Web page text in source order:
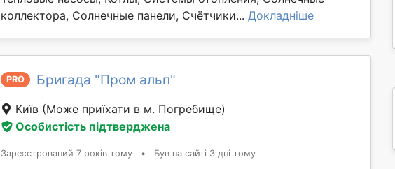
коллектора, Солнечные панели, Счётчики... Докладніше
PRO Бригада "Пром альп"
Київ (Може приїхати в м. Погребище)
Особистість підтверджена
Зареєстрований 7 років тому • Був на сайті 3 дні тому